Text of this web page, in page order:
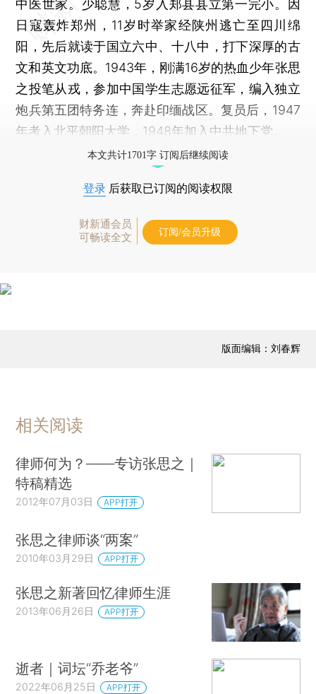
中医世家。少聪慧，5岁入郑县县立第一完小。因
日寇轰炸郑州，11岁时举家经陕州逃亡至四川绵
阳，先后就读于国立六中、十八中，打下深厚的古
文和英文功底。1943年，刚满16岁的热血少年张思
之投笔从戎，参加中国学生志愿远征军，编入独立
炮兵第五团特务连，奔赴印缅战区。复员后，1947
年考入北平朝阳大学，1948年加入中共地下党。
本文共计1701字 订阅后继续阅读
登录 后获取已订阅的阅读权限
财新通会员
可畅读全文
订阅/会员升级
版面编辑：刘春辉
相关阅读
律师何为？——专访张思之｜
特稿精选
2012年07月03日 APP打开
张思之律师谈“两案”
2010年03月29日 APP打开
张思之新著回忆律师生涯
2013年06月26日 APP打开
逝者｜词坛“乔老爷”
2022年06月25日 APP打开